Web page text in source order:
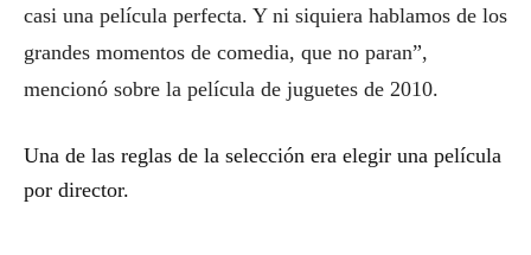
casi una película perfecta. Y ni siquiera hablamos de los
grandes momentos de comedia, que no paran”,
mencionó sobre la película de juguetes de 2010.
Una de las reglas de la selección era elegir una película
por director.